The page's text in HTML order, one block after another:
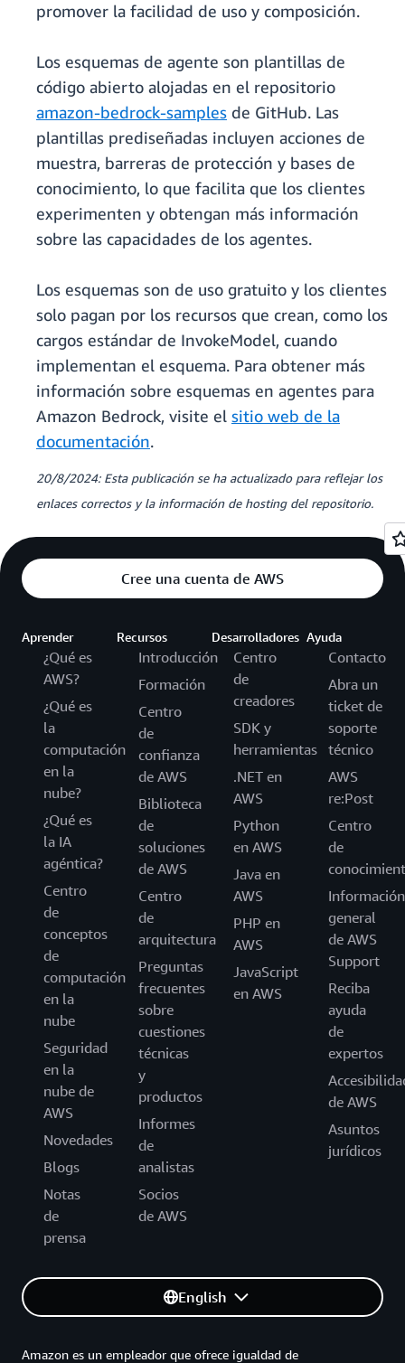
promover la facilidad de uso y composición.
Los esquemas de agente son plantillas de
código abierto alojadas en el repositorio
amazon-bedrock-samples de GitHub. Las
plantillas prediseñadas incluyen acciones de
muestra, barreras de protección y bases de
conocimiento, lo que facilita que los clientes
experimenten y obtengan más información
sobre las capacidades de los agentes.
Los esquemas son de uso gratuito y los clientes
solo pagan por los recursos que crean, como los
cargos estándar de InvokeModel, cuando
implementan el esquema. Para obtener más
información sobre esquemas en agentes para
Amazon Bedrock, visite el sitio web de la
documentación.
20/8/2024: Esta publicación se ha actualizado para reflejar los
enlaces correctos y la información de hosting del repositorio.
Cree una cuenta de AWS
Aprender
¿Qué es
AWS?
¿Qué es
la
computación
en la
nube?
¿Qué es
la IA
agéntica?
Centro
de
conceptos
de
computación
en la
nube
Seguridad
en la
nube de
AWS
Novedades
Blogs
Notas
de
prensa
Recursos
Introducción
Formación
Centro
de
confianza
de AWS
Biblioteca
de
soluciones
de AWS
Centro
de
arquitectura
Preguntas
frecuentes
sobre
cuestiones
técnicas
y
productos
Informes
de
analistas
Socios
de AWS
Desarrolladores
Centro
de
creadores
SDK y
herramientas
.NET en
AWS
Python
en AWS
Java en
AWS
PHP en
AWS
JavaScript
en AWS
Ayuda
Contacto
Abra un
ticket de
soporte
técnico
AWS
re:Post
Centro
de
Información
general
de AWS
Support
Reciba
ayuda
de
expertos
de AWS
Asuntos
jurídicos
English
Amazon es un empleador que ofrece igualdad de